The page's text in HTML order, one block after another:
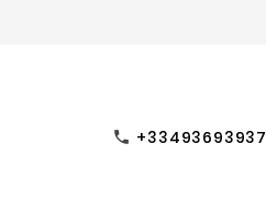
 +33493693937